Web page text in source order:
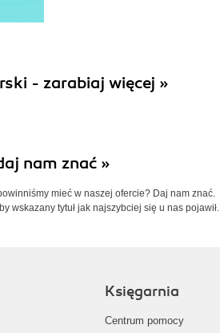
- zarabiaj więcej »
nam znać »
mieć w naszej ofercie? Daj nam znać.
wskazany tytuł jak najszybciej się u nas pojawił.
Księgarnia
Centrum pomocy